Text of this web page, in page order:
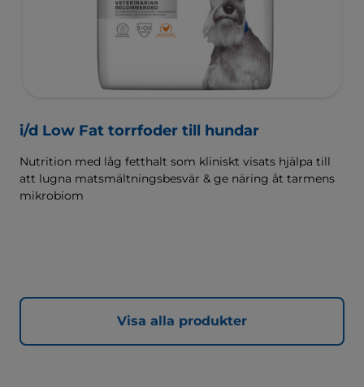
i/d Low Fat torrfoder till hundar
Nutrition med låg fetthalt som kliniskt visats hjälpa till
att lugna matsmältningsbesvär & ge näring åt tarmens
mikrobiom
Visa alla produkter